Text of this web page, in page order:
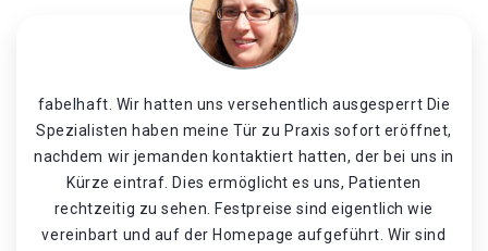
fabelhaft. Wir hatten uns versehentlich ausgesperrt Die
Spezialisten haben meine Tür zu Praxis sofort eröffnet,
nachdem wir jemanden kontaktiert hatten, der bei uns in
Kürze eintraf. Dies ermöglicht es uns, Patienten
rechtzeitig zu sehen. Festpreise sind eigentlich wie
vereinbart und auf der Homepage aufgeführt. Wir sind